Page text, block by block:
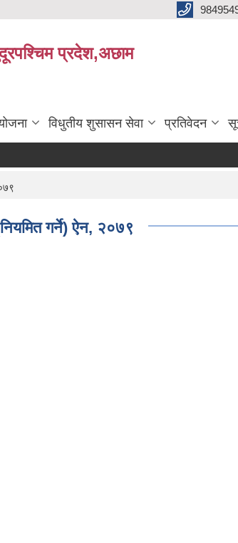
प्रदेश,अछाम
विधुतीय शुसासन सेवा प्रतिवेदन
गर्ने) ऐन, २०७९